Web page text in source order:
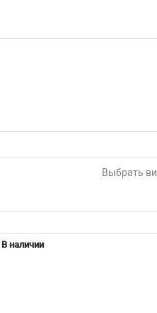
Выбрать
В наличии